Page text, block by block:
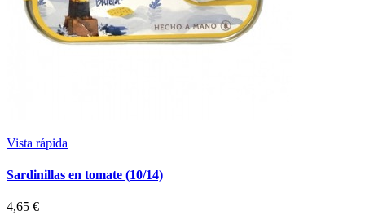
Vista rápida
Sardinillas en tomate (10/14)
4,65 €